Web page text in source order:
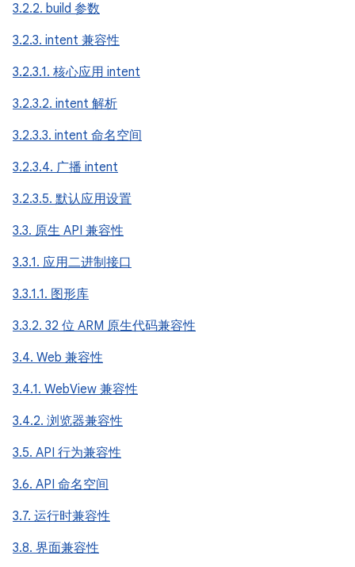
3.2.2. build 参数
3.2.3. intent 兼容性
3.2.3.1. 核心应用 intent
3.2.3.2. intent 解析
3.2.3.3. intent 命名空间
3.2.3.4. 广播 intent
3.2.3.5. 默认应用设置
3.3. 原生 API 兼容性
3.3.1. 应用二进制接口
3.3.1.1. 图形库
3.3.2. 32 位 ARM 原生代码兼容性
3.4. Web 兼容性
3.4.1. WebView 兼容性
3.4.2. 浏览器兼容性
3.5. API 行为兼容性
3.6. API 命名空间
3.7. 运行时兼容性
3.8. 界面兼容性